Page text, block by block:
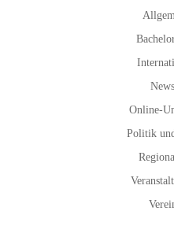
News
Online-
Politik